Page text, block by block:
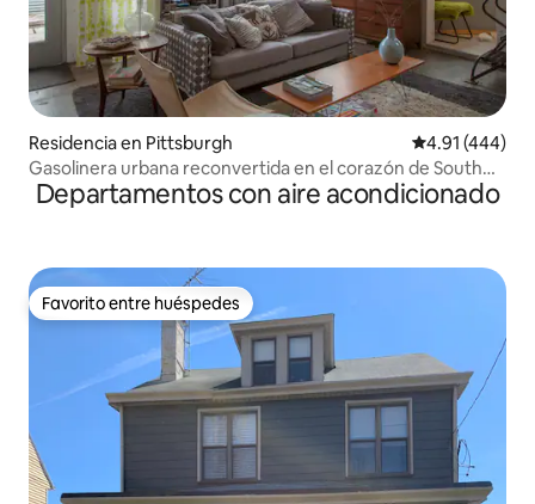
Residencia en Pittsburgh Calificación
4.91 (444)
Gasolinera urbana reconvertida en el corazón de South
Side
Departamentos con aire acondicionado
Favorito entre huéspedes
Favorito entre huéspedes